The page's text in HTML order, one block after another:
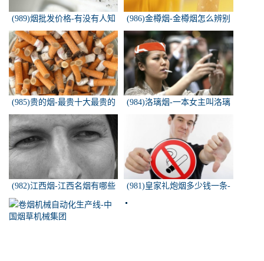
(989)烟批发价格-有没有人知
道，各种香烟批发价？
(986)金樽烟-金樽烟怎么辨别
真假
(985)贵的烟-最贵十大最贵的
香烟是什么
(984)洛璃烟-一本女主叫洛璃
烟的快穿小说，叫什么名字来
着？？？
(982)江西烟-江西名烟有哪些
(981)皇家礼炮烟多少钱一条-